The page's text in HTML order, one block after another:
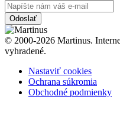
Odoslať
© 2000-2026 Martinus.
vyhradené.
Nastaviť cookies
Ochrana súkromia
Obchodné podmienky